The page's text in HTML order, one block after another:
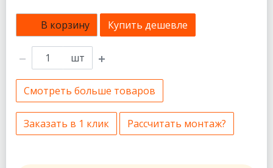
В корзину Купить дешевле
шт
Смотреть больше товаров
Заказать в 1 клик Рассчитать монтаж?